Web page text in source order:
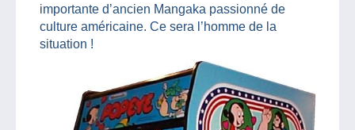
importante d’ancien Mangaka passionné de
culture américaine. Ce sera l’homme de la
situation !